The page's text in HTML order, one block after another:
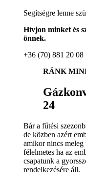
Segítségre lenne
Hívjon minket és
önnek.
+36 (70) 881 20 08
RÁNK
24
Bár a fűtési
de közben azért
amikor nincs
félelmetes ha az
csapatunk a
rendelkezésére áll.